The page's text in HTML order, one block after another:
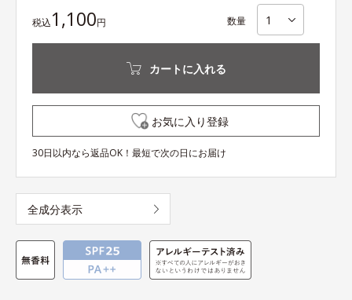
税込1,100円 数量
カートに入れる
お気に入り登録
30日以内なら返品OK！最短で次の日にお届け
全成分表示